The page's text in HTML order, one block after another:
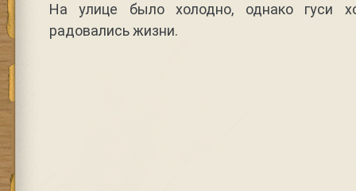
На улице было холодно, однако гуси
радовались жизни.